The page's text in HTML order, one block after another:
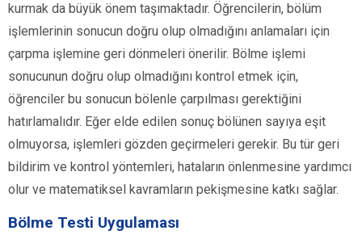
kurmak da büyük önem taşımaktadır. Öğrencilerin, bölüm
işlemlerinin sonucun doğru olup olmadığını anlamaları için
çarpma işlemine geri dönmeleri önerilir. Bölme işlemi
sonucunun doğru olup olmadığını kontrol etmek için,
öğrenciler bu sonucun bölenle çarpılması gerektiğini
hatırlamalıdır. Eğer elde edilen sonuç bölünen sayıya eşit
olmuyorsa, işlemleri gözden geçirmeleri gerekir. Bu tür geri
bildirim ve kontrol yöntemleri, hataların önlenmesine yardımcı
olur ve matematiksel kavramların pekişmesine katkı sağlar.
Bölme Testi Uygulaması